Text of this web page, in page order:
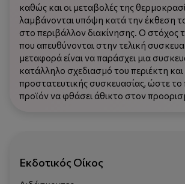
καθώς και οι μεταβολές της
λαμβάνονται υπόψη κατά την έκθεση
στο περιβάλλον διακίνησης. Ο στόχος
που απευθύνονται στην τελική
μεταφορά είναι να παράσχει μια
κατάλληλο σχεδιασμό του περιέκτη και
προστατευτικής συσκευασίας, ώστε το
προϊόν να φθάσει άθικτο στον
Εκδοτικός Οίκος